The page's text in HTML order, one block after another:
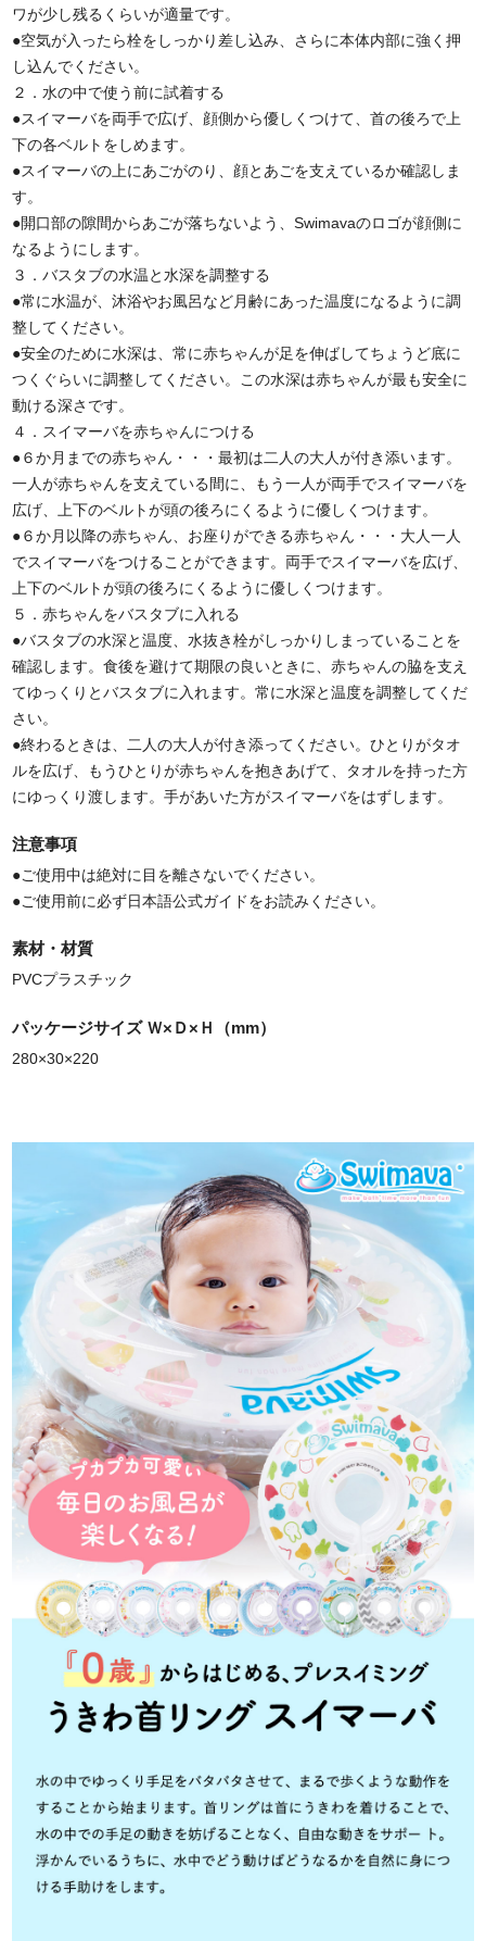
ワが少し残るくらいが適量です。
●空気が入ったら栓をしっかり差し込み、さらに本体内部に強く押
し込んでください。
２．水の中で使う前に試着する
●スイマーバを両手で広げ、顔側から優しくつけて、首の後ろで上
下の各ベルトをしめます。
●スイマーバの上にあごがのり、顔とあごを支えているか確認しま
す。
●開口部の隙間からあごが落ちないよう、Swimavaのロゴが顔側に
なるようにします。
３．バスタブの水温と水深を調整する
●常に水温が、沐浴やお風呂など月齢にあった温度になるように調
整してください。
●安全のために水深は、常に赤ちゃんが足を伸ばしてちょうど底に
つくぐらいに調整してください。この水深は赤ちゃんが最も安全に
動ける深さです。
４．スイマーバを赤ちゃんにつける
●６か月までの赤ちゃん・・・最初は二人の大人が付き添います。
一人が赤ちゃんを支えている間に、もう一人が両手でスイマーバを
広げ、上下のベルトが頭の後ろにくるように優しくつけます。
●６か月以降の赤ちゃん、お座りができる赤ちゃん・・・大人一人
でスイマーバをつけることができます。両手でスイマーバを広げ、
上下のベルトが頭の後ろにくるように優しくつけます。
５．赤ちゃんをバスタブに入れる
●バスタブの水深と温度、水抜き栓がしっかりしまっていることを
確認します。食後を避けて期限の良いときに、赤ちゃんの脇を支え
てゆっくりとバスタブに入れます。常に水深と温度を調整してくだ
さい。
●終わるときは、二人の大人が付き添ってください。ひとりがタオ
ルを広げ、もうひとりが赤ちゃんを抱きあげて、タオルを持った方
にゆっくり渡します。手があいた方がスイマーバをはずします。
注意事項
●ご使用中は絶対に目を離さないでください。
●ご使用前に必ず日本語公式ガイドをお読みください。
素材・材質
PVCプラスチック
パッケージサイズ Ｗ×Ｄ×Ｈ（mm）
280×30×220